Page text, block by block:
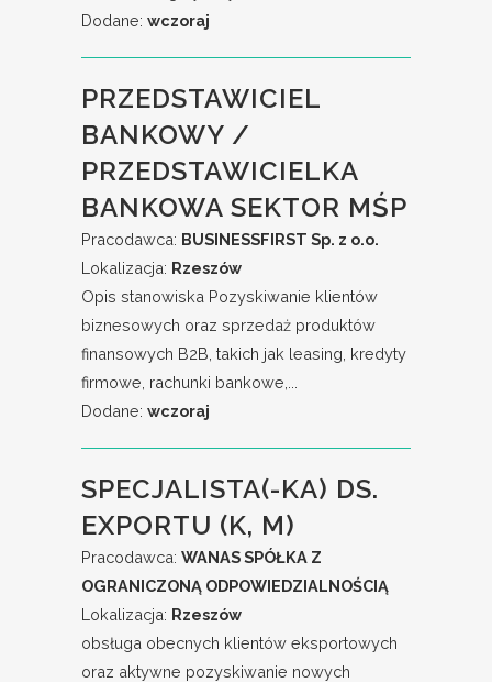
Dodane: wczoraj
PRZEDSTAWICIEL
BANKOWY /
PRZEDSTAWICIELKA
BANKOWA SEKTOR MŚP
Pracodawca: BUSINESSFIRST Sp. z o.o.
Lokalizacja: Rzeszów
Opis stanowiska Pozyskiwanie klientów
biznesowych oraz sprzedaż produktów
finansowych B2B, takich jak leasing, kredyty
firmowe, rachunki bankowe,...
Dodane: wczoraj
SPECJALISTA(-KA) DS.
EXPORTU (K, M)
Pracodawca: WANAS SPÓŁKA Z
OGRANICZONĄ ODPOWIEDZIALNOŚCIĄ
Lokalizacja: Rzeszów
obsługa obecnych klientów eksportowych
oraz aktywne pozyskiwanie nowych